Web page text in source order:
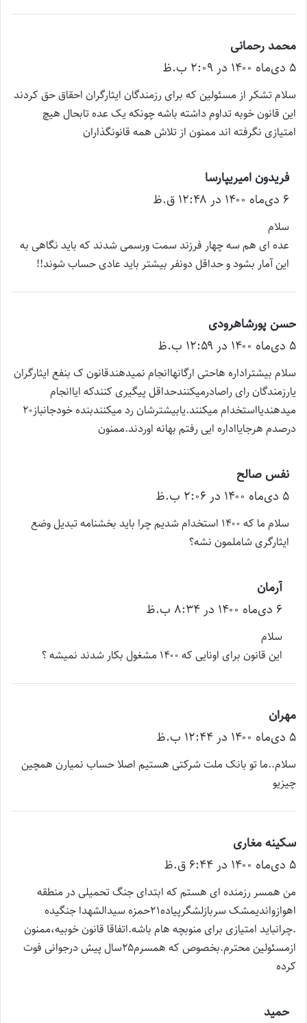
محمد رحمانی
ف
ت
:
۵ دی‌ماه ۱۴۰۰ در ۲:۰۹ ب.ظ
سلام تشکر از مسئولین که برای رزمندگان ایثارگران احقاق حق کردند
این قانون خوبه تداوم داشته باشه چونکه یک عده تابحال هیچ
امتیازی نگرفته اند ممنون از تلاش همه قانونگذاران
فریدون امیریپارسا
ف
:
۶ دی‌ماه ۱۴۰۰ در ۱۲:۴۸ ق.ظ
سلام
عده ای هم سه چهار فرزند سمت ورسمی شدند که باید نگاهی به
این آمار بشود و حداقل دونفر بیشتر باید عادی حساب شوند!!
حسن پورشاهرودی
ف
ت
:
۵ دی‌ماه ۱۴۰۰ در ۱۲:۵۹ ب.ظ
سلام بیشتراداره هاحتی ارگانهاانجام نمیدهندقانون ک بنفع ایثارگران
یارزمندگان رای راصادرمیکنندحداقل پیگیری کنندکه ایاانجام
میدهندیااستخدام میکنند.یابیشترشان رد میکنندبنده خودجانباز۲۰
درصدم هرجایااداره ایی رفتم بهانه اوردند.ممنون
نفس صالح
ف
ت
:
۵ دی‌ماه ۱۴۰۰ در ۲:۰۶ ب.ظ
سلام ما که ۱۴۰۰ استخدام شدیم چرا باید بخشنامه تبدیل وضع
ایثارگری شاملمون نشه؟
آرمان
ف
:
۶ دی‌ماه ۱۴۰۰ در ۸:۳۴ ب.ظ
سلام
این قانون برای اونایی که ۱۴۰۰ مشغول بکار شدند نمیشه ؟
مهران
ف
ت
۵ دی‌ماه ۱۴۰۰ در ۱۲:۴۴ ب.ظ
سلام..ما تو بانک ملت شرکتی هستیم اصلا حساب نمیارن همچین
چیزیو
سکینه مغاری
ف
ت
:
۵ دی‌ماه ۱۴۰۰ در ۶:۴۴ ق.ظ
من همسر رزمنده ای هستم که ابتدای جنگ تحمیلی در منطقه
اهوازواندیمشک سربازلشگرپیاده۲۱حمزه سیدالشهدا جنگیده
.چرانباید امتیازی برای منوبچه هام باشه.اتفاقا قانون خوبیه،ممنون
ازمسئولین محترم.بخصوص که همسرم۲۵سال پیش درجوانی فوت
کرده
حمید